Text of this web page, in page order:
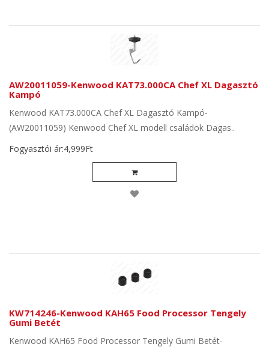
AW20011059-Kenwood KAT73.000CA Chef XL Dagasztó
Kampó
Kenwood KAT73.000CA Chef XL Dagasztó Kampó-
(AW20011059) Kenwood Chef XL modell családok Dagas..
Fogyasztói ár:4,999Ft
KW714246-Kenwood KAH65 Food Processor Tengely
Gumi Betét
Kenwood KAH65 Food Processor Tengely Gumi Betét-